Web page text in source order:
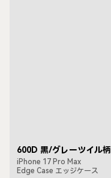
600D 黒/グレーツイル柄
iPhone 17 Pro Max
Edge Case エッジケース